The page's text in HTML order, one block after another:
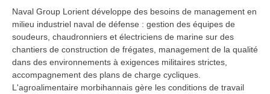
Naval Group Lorient développe des besoins de management en
milieu industriel naval de défense : gestion des équipes de
soudeurs, chaudronniers et électriciens de marine sur des
chantiers de construction de frégates, management de la qualité
dans des environnements à exigences militaires strictes,
accompagnement des plans de charge cycliques.
L'agroalimentaire morbihannais gère les conditions de travail